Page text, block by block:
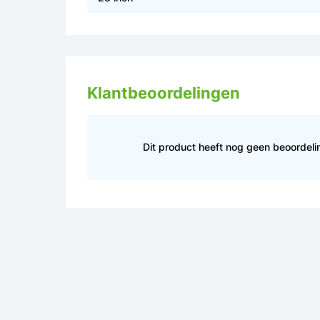
Klantbeoordelingen
Dit product heeft nog geen